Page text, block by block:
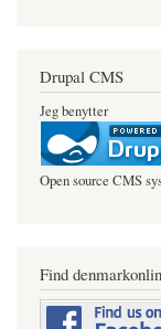
Drupal CMS
Jeg benytter
Open source CMS
Find